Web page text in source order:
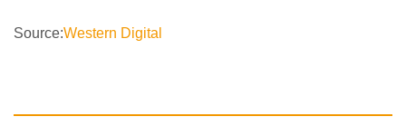
Source:Western Digital